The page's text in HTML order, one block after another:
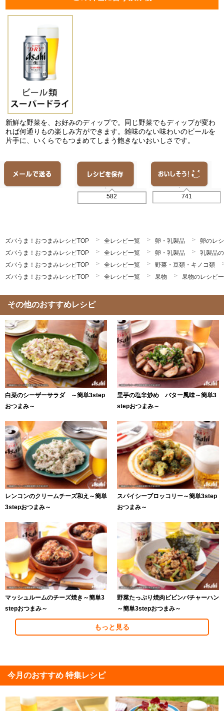
新鮮な野菜を、お好みのディップで。同じ野菜でもディップが変わ
れば何通りもの楽しみ方ができます。雑味のない味わいのビールを
片手に、いくらでもつまめてしまう飽きないおいしさです。
582 741
ズバうま！おつまみレシピTOP 全レシピ一覧 卵・乳製品
卵のレ
ズバうま！おつまみレシピTOP
全レシピ一覧 卵・乳製品
乳製品
ズバうま！おつまみレシピTOP
全レシピ一覧
野菜・豆類・キノコ類
ズバうま！おつまみレシピTOP
全レシピ一覧 果物 果物のレシピ
その他のおすすめレシピ
白菜のシーザーサラダ ～簡単3step
おつまみ～
里芋の塩辛炒め バター風味～簡単3
stepおつまみ～
レンコンのクリームチーズ和え～簡単
3stepおつまみ～
スパイシーブロッコリー～簡単3step
おつまみ～
マッシュルームのチーズ焼き～簡単3
stepおつまみ～
野菜たっぷり焼肉ビビンバチャーハン
～簡単3stepおつまみ～
もっと見る
今月のおすすめ 特集レシピ